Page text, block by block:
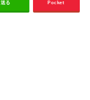
送る Pocket